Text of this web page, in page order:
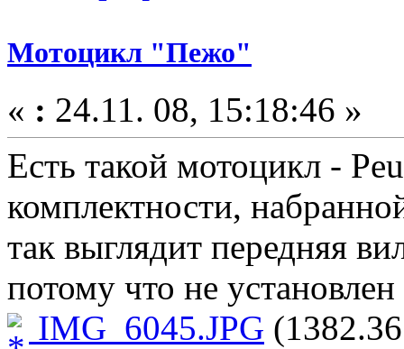
Мотоцикл "Пежо"
« : 24.11. 08, 15:18:46 »
Есть такой мотоцикл -
комплектности,
так выглядит передняя
потому что не
IMG_6045.JPG